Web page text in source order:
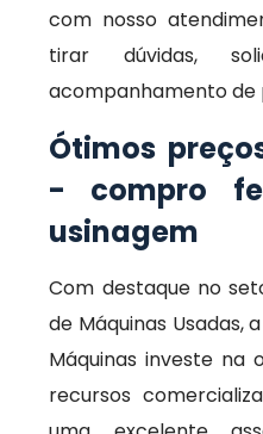
com nosso
tirar dúvidas,
acompanhamento de
Ótimos
- compro
usinagem
Com destaque no
de Máquinas Usadas,
Máquinas investe na
recursos